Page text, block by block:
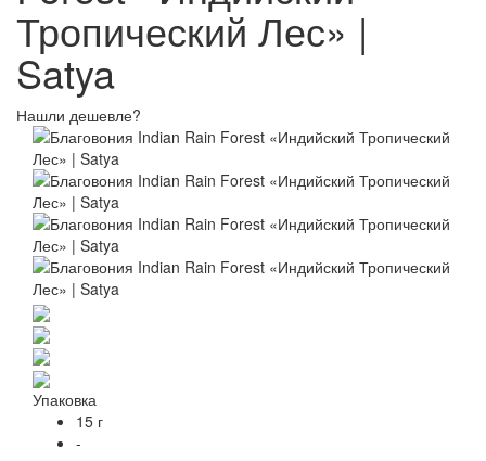
Тропический Лес» |
Satya
Нашли дешевле?
Упаковка
15 г
-